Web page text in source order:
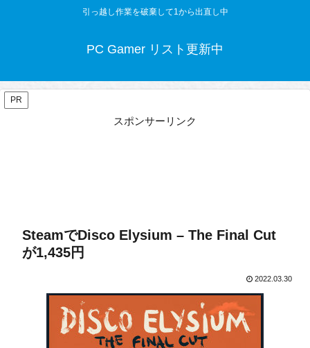
引っ越し作業を破棄して1から出直し中
PC Gamer リスト更新中
PR
スポンサーリンク
SteamでDisco Elysium – The Final Cut
が1,435円
2022.03.30